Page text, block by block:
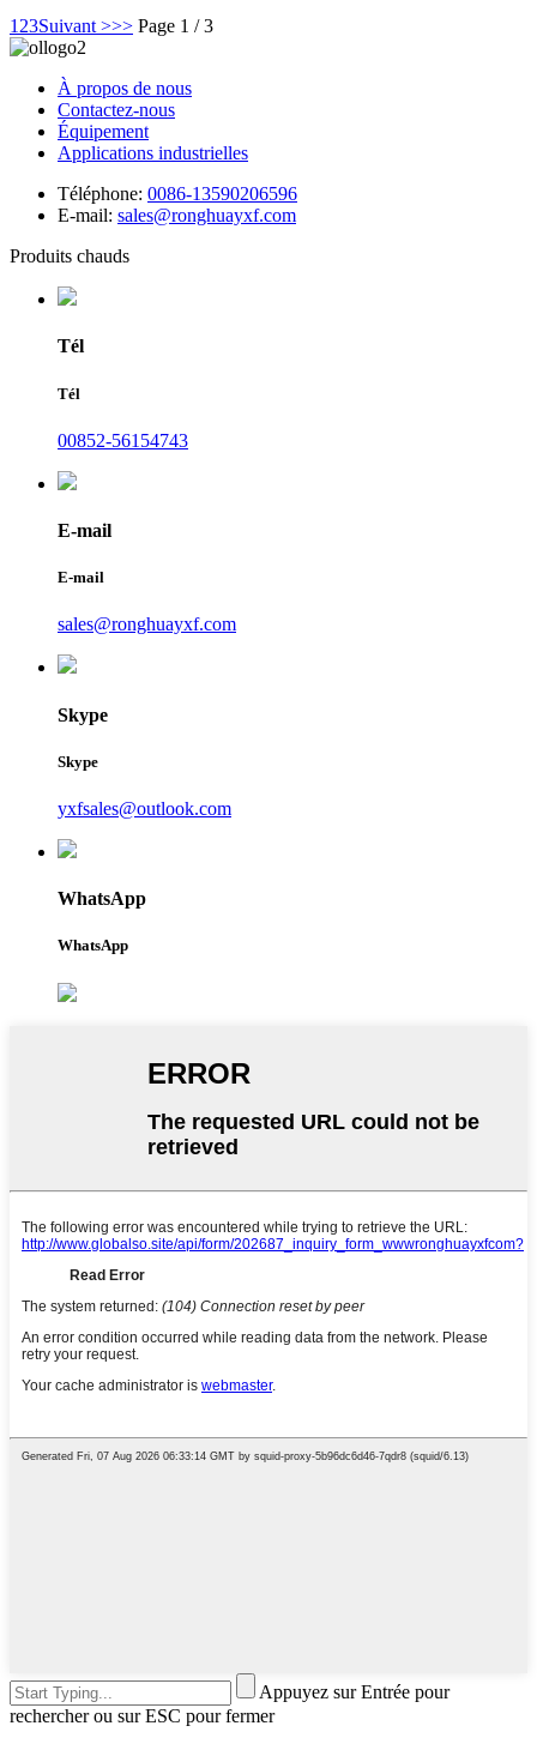
1 23Suivant >>> Page 1 / 3
À propos de nous
Contactez-nous
Équipement
Applications industrielles
Téléphone: 0086-13590206596
E-mail: sales@ronghuayxf.com
Produits chauds
Tél
Tél
00852-56154743
E-mail
E-mail
sales@ronghuayxf.com
Skype
Skype
yxfsales@outlook.com
WhatsApp
WhatsApp
Appuyez sur Entrée pour
rechercher ou sur ESC pour fermer